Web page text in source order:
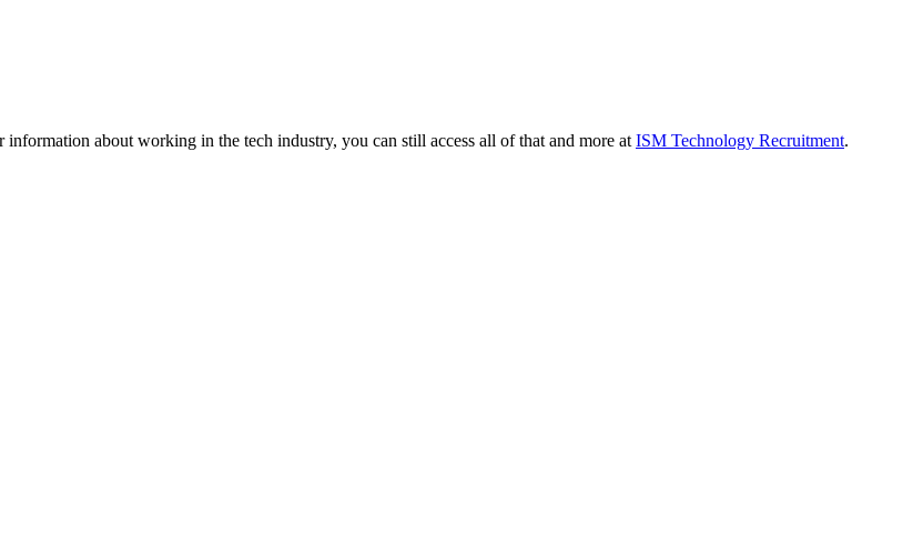
about working in the tech industry, you can still access all of that and more at ISM Technology Recruitment.